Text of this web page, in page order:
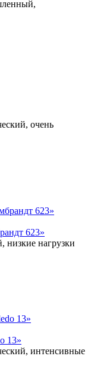
очень
623»
низкие нагрузки
13»
интенсивные